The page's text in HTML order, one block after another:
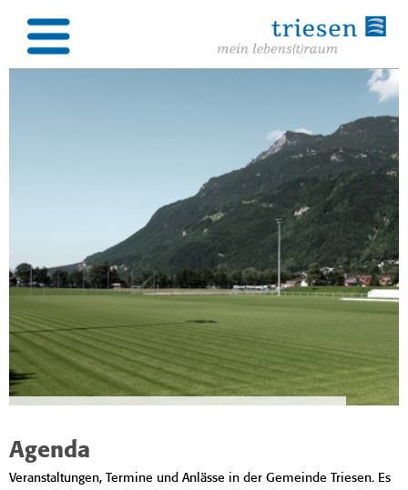
Agenda
Veranstaltungen, Termine und Anlässe in der Gemeinde Triesen. Es